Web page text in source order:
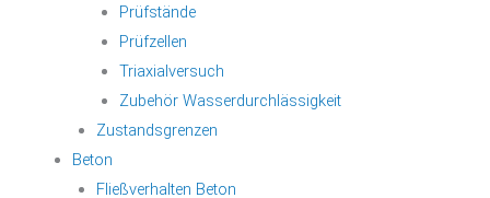
Prüfstände
Prüfzellen
Triaxialversuch
Zubehör Wasserdurchlässigkeit
Zustandsgrenzen
Beton
Fließverhalten Beton